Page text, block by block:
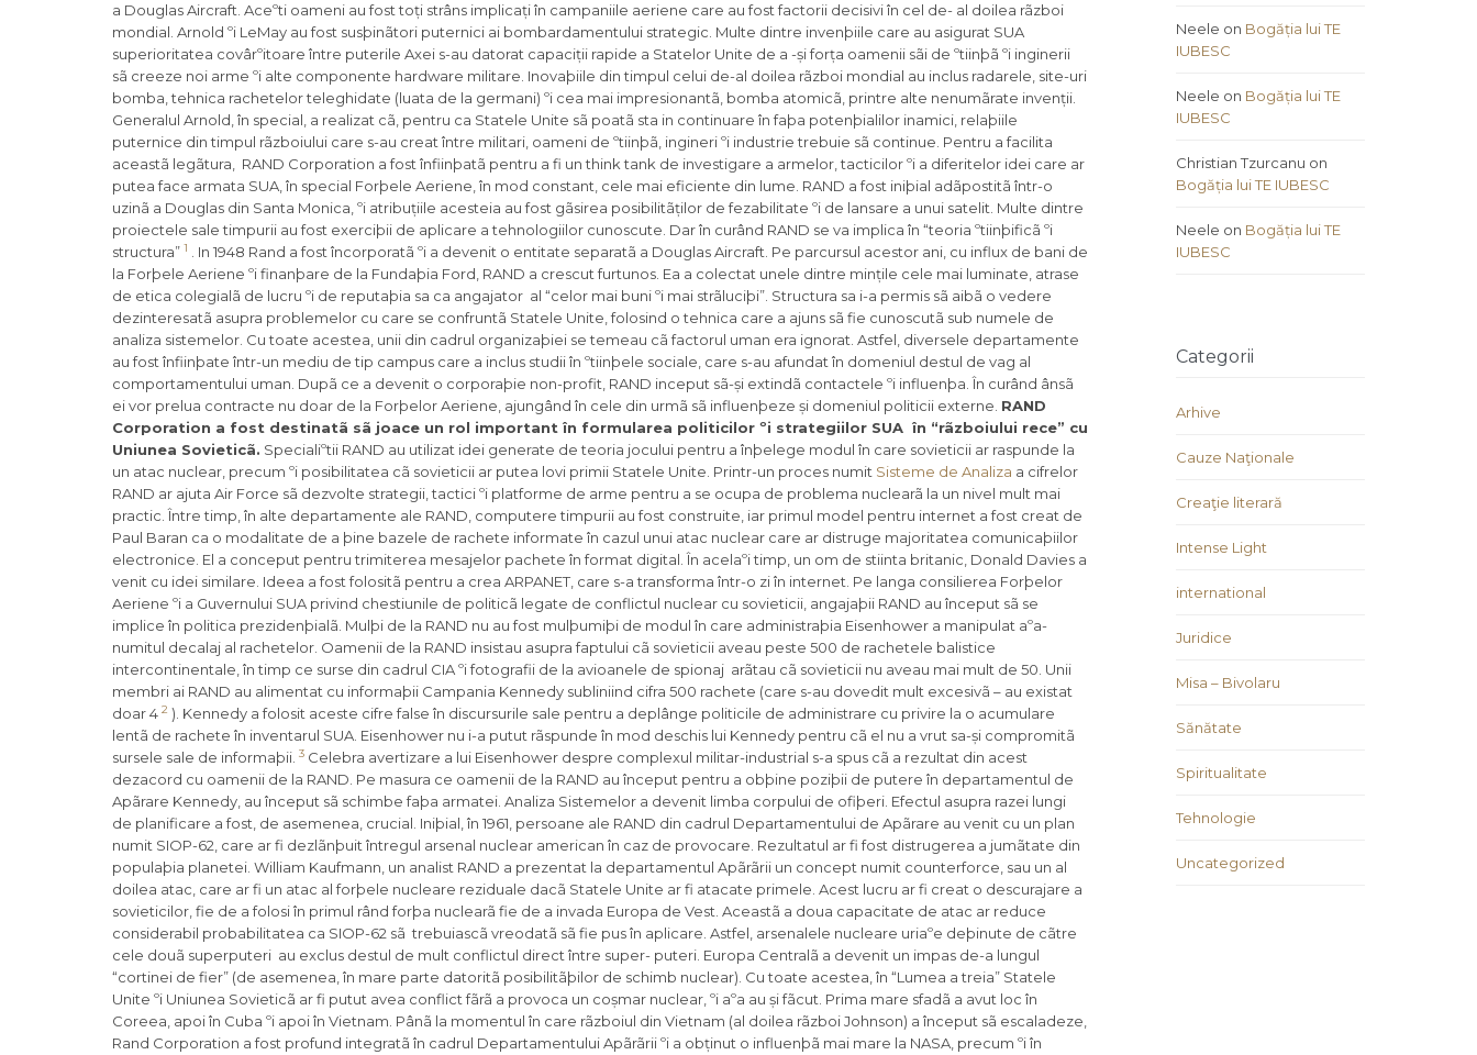
a Douglas Aircraft. Aceºti oameni au fost toți strâns implicați în campaniile aeriene care au fost factorii decisivi în cel de- al doilea rãzboi
mondial. Arnold ºi LeMay au fost susþinãtori puternici ai bombardamentului strategic. Multe dintre invenþiile care au asigurat SUA
superioritatea covârºitoare între puterile Axei s-au datorat capaciții rapide a Statelor Unite de a -și forța oamenii sãi de ºtiinþã ºi inginerii
sã creeze noi arme ºi alte componente hardware militare. Inovaþiile din timpul celui de-al doilea rãzboi mondial au inclus radarele, site-uri
bomba, tehnica rachetelor teleghidate (luata de la germani) ºi cea mai impresionantã, bomba atomicã, printre alte nenumãrate invenții.
Generalul Arnold, în special, a realizat cã, pentru ca Statele Unite sã poatã sta in continuare în faþa potenþialilor inamici, relaþiile
puternice din timpul rãzboiului care s-au creat între militari, oameni de ºtiinþã, ingineri ºi industrie trebuie sã continue. Pentru a facilita
aceastã legãtura, RAND Corporation a fost înfiinþatã pentru a fi un think tank de investigare a armelor, tacticilor ºi a diferitelor idei care ar
putea face armata SUA, în special Forþele Aeriene, în mod constant, cele mai eficiente din lume. RAND a fost iniþial adãpostitã într-o
uzinã a Douglas din Santa Monica, ºi atribuțiile acesteia au fost gãsirea posibilitãților de fezabilitate ºi de lansare a unui satelit. Multe dintre
proiectele sale timpurii au fost exerciþii de aplicare a tehnologiilor cunoscute. Dar în curând RAND se va implica în “teoria ºtiinþificã ºi
structura” 1
. In 1948 Rand a fost încorporatã ºi a devenit o entitate separatã a Douglas Aircraft. Pe parcursul acestor ani, cu influx de bani de
la Forþele Aeriene ºi finanþare de la Fundaþia Ford, RAND a crescut furtunos. Ea a colectat unele dintre mințile cele mai luminate, atrase
de etica colegialã de lucru ºi de reputaþia sa ca angajator al “celor mai buni ºi mai strãluciþi”. Structura sa i-a permis sã aibã o vedere
dezinteresatã asupra problemelor cu care se confruntã Statele Unite, folosind o tehnica care a ajuns sã fie cunoscutã sub numele de
analiza sistemelor. Cu toate acestea, unii din cadrul organizaþiei se temeau cã factorul uman era ignorat. Astfel, diversele departamente
au fost înfiinþate într-un mediu de tip campus care a inclus studii în ºtiinþele sociale, care s-au afundat în domeniul destul de vag al
comportamentului uman. Dupã ce a devenit o corporaþie non-profit, RAND inceput sã-și extindã contactele ºi influenþa. În curând ânsã
ei vor prelua contracte nu doar de la Forþelor Aeriene, ajungând în cele din urmã sã influenþeze și domeniul politicii externe. RAND
Corporation a fost destinatã sã joace un rol important în formularea politicilor ºi strategiilor SUA în “rãzboiului rece” cu
Uniunea Sovieticã. Specialiºtii RAND au utilizat idei generate de teoria jocului pentru a înþelege modul în care sovieticii ar raspunde la
un atac nuclear, precum ºi posibilitatea cã sovieticii ar putea lovi primii Statele Unite. Printr-un proces numit Sisteme de Analiza a cifrelor
RAND ar ajuta Air Force sã dezvolte strategii, tactici ºi platforme de arme pentru a se ocupa de problema nuclearã la un nivel mult mai
practic. Între timp, în alte departamente ale RAND, computere timpurii au fost construite, iar primul model pentru internet a fost creat de
Paul Baran ca o modalitate de a þine bazele de rachete informate în cazul unui atac nuclear care ar distruge majoritatea comunicaþiilor
electronice. El a conceput pentru trimiterea mesajelor pachete în format digital. În acelaºi timp, un om de stiinta britanic, Donald Davies a
venit cu idei similare. Ideea a fost folositã pentru a crea ARPANET, care s-a transforma într-o zi în internet. Pe langa consilierea Forþelor
Aeriene ºi a Guvernului SUA privind chestiunile de politicã legate de conflictul nuclear cu sovieticii, angajaþii RAND au început sã se
implice în politica prezidenþialã. Mulþi de la RAND nu au fost mulþumiþi de modul în care administraþia Eisenhower a manipulat aºa-
numitul decalaj al rachetelor. Oamenii de la RAND insistau asupra faptului cã sovieticii aveau peste 500 de rachetele balistice
intercontinentale, în timp ce surse din cadrul CIA ºi fotografii de la avioanele de spionaj arãtau cã sovieticii nu aveau mai mult de 50. Unii
membri ai RAND au alimentat cu informaþii Campania Kennedy subliniind cifra 500 rachete (care s-au dovedit mult excesivã – au existat
doar 4 2 ). Kennedy a folosit aceste cifre false în discursurile sale pentru a deplânge politicile de administrare cu privire la o acumulare
lentã de rachete în inventarul SUA. Eisenhower nu i-a putut rãspunde în mod deschis lui Kennedy pentru cã el nu a vrut sa-și compromitã
sursele sale de informaþii. 3 Celebra avertizare a lui Eisenhower despre complexul militar-industrial s-a spus cã a rezultat din acest
dezacord cu oamenii de la RAND. Pe masura ce oamenii de la RAND au început pentru a obþine poziþii de putere în departamentul de
Apãrare Kennedy, au început sã schimbe faþa armatei. Analiza Sistemelor a devenit limba corpului de ofiþeri. Efectul asupra razei lungi
de planificare a fost, de asemenea, crucial. Iniþial, în 1961, persoane ale RAND din cadrul Departamentului de Apãrare au venit cu un plan
numit SIOP-62, care ar fi dezlãnþuit întregul arsenal nuclear american în caz de provocare. Rezultatul ar fi fost distrugerea a jumãtate din
populaþia planetei. William Kaufmann, un analist RAND a prezentat la departamentul Apãrãrii un concept numit counterforce, sau un al
doilea atac, care ar fi un atac al forþele nucleare reziduale dacã Statele Unite ar fi atacate primele. Acest lucru ar fi creat o descurajare a
sovieticilor, fie de a folosi în primul rând forþa nuclearã fie de a invada Europa de Vest. Aceastã a doua capacitate de atac ar reduce
considerabil probabilitatea ca SIOP-62 sã trebuiascã vreodatã sã fie pus în aplicare. Astfel, arsenalele nucleare uriaºe deþinute de cãtre
cele douã superputeri au exclus destul de mult conflictul direct între super- puteri. Europa Centralã a devenit un impas de-a lungul
“cortinei de fier” (de asemenea, în mare parte datoritã posibilitãþilor de schimb nuclear). Cu toate acestea, în “Lumea a treia” Statele
Unite ºi Uniunea Sovieticã ar fi putut avea conflict fãrã a provoca un coșmar nuclear, ºi aºa au și fãcut. Prima mare sfadã a avut loc în
Coreea, apoi în Cuba ºi apoi în Vietnam. Pânã la momentul în care rãzboiul din Vietnam (al doilea rãzboi Johnson) a început sã escaladeze,
Rand Corporation a fost profund integratã în cadrul Departamentului Apãrãrii ºi a obținut o influenþã mai mare la NASA, precum ºi în
Neele on Bogăția lui TE
IUBESC
Neele on Bogăția lui TE
IUBESC
Christian Tzurcanu on
Bogăția lui TE IUBESC
Neele on Bogăția lui TE
IUBESC
Categorii
Arhive
Cauze Naţionale
Creaţie literară
Intense Light
international
Juridice
Misa – Bivolaru
Sănătate
Spiritualitate
Tehnologie
Uncategorized